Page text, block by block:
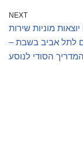
NEXT
מוניות שירות
לתל אביב בשבת –
המדריך הסודי לנוסע